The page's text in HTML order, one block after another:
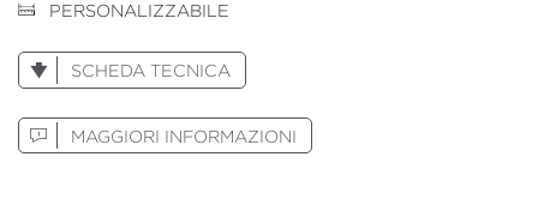
PERSONALIZZABILE
SCHEDA TECNICA
MAGGIORI INFORMAZIONI